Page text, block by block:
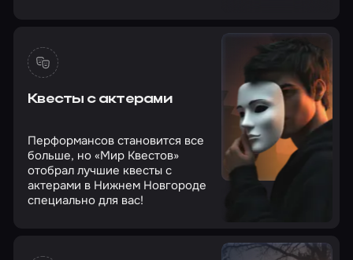
Квесты с актерами
Перформансов становится все
больше, но «Мир Квестов»
отобрал лучшие квесты с
актерами в Нижнем Новгороде
специально для вас!